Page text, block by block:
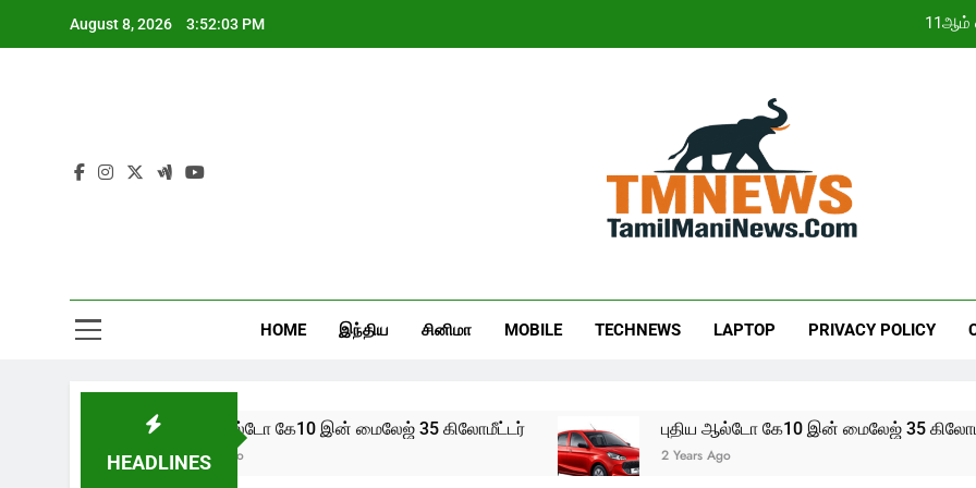
August 8, 2026 3:52:04 PM 11ஆம்
ஜூலையில் கார் விற்பனை
HOME இந்திய சினிமா MOBILE TECHNEWS LAPTOP PRIVACY POLICY
HEADLINES
புதிய ஆல்டோ கே10 இன் மைலேஜ் 35 கிலோமீட்டர்
2 Years Ago
புதிய ஆல்டோ கே10 இன் மைலேஜ் 35
2 Years Ago